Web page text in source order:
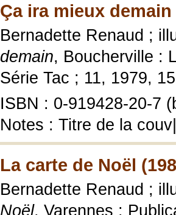
Ça ira mieux demain
Bernadette Renaud ;
demain, Boucherville :
Série Tac ; 11, 1979,
ISBN : 0-919428-20-7
Notes : Titre de la
La carte de Noël
Bernadette Renaud ;
Noël, Varennes :